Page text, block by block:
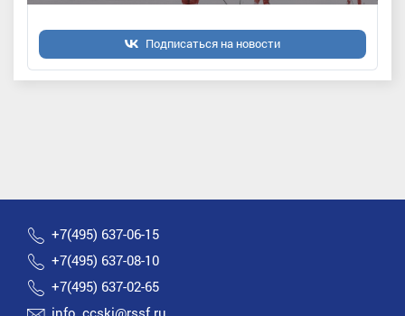
Подписаться на новости
+7(495) 637-06-15
+7(495) 637-08-10
+7(495) 637-02-65
info_ccski@rssf.ru